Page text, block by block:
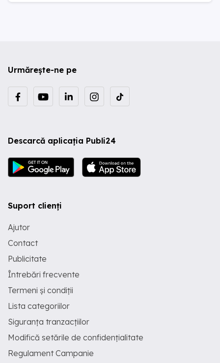
Urmărește-ne pe
Descarcă aplicația Publi24
Suport clienți
Ajutor
Contact
Publicitate
Întrebări frecvente
Termeni și condiții
Lista categoriilor
Siguranța tranzacțiilor
Modifică setările de confidențialitate
Regulament Campanie